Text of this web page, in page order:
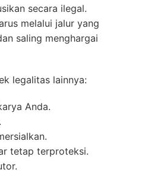
secara ilegal.
melalui jalur yang
saling menghargai
legalitas lainnya:
Anda.
tetap terproteksi.